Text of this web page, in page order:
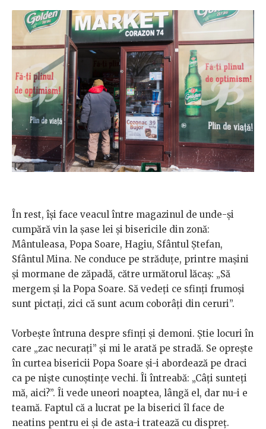
În rest, își face veacul între magazinul de unde-și
cumpără vin la șase lei și bisericile din zonă:
Mântuleasa, Popa Soare, Hagiu, Sfântul Ștefan,
Sfântul Mina. Ne conduce pe străduțe, printre mașini
și mormane de zăpadă, către următorul lăcaș: „Să
mergem și la Popa Soare. Să vedeți ce sfinți frumoși
sunt pictați, zici că sunt acum coborâți din ceruri”.
Vorbește întruna despre sfinți și demoni. Știe locuri în
care „zac necurați” și mi le arată pe stradă. Se oprește
în curtea bisericii Popa Soare și-i abordează pe draci
ca pe niște cunoștințe vechi. Îi întreabă: „Câți sunteți
mă, aici?”. Îi vede uneori noaptea, lângă el, dar nu-i e
teamă. Faptul că a lucrat pe la biserici îl face de
neatins pentru ei și de asta-i tratează cu dispreț.